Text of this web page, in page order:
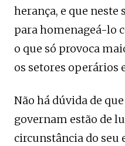
herança, e que
para homenageá-lo
o que só provoca
os setores operários
Não há dúvida de
governam estão de
circunstância do seu